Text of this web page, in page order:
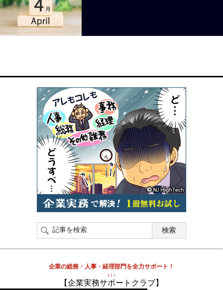
企業の総務・人事・経理部門を全力サポート！
↓↓↓
【企業実務サポートクラブ】